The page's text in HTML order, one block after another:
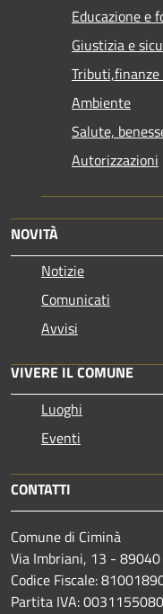
Educazione e
Giustizia e
Ambiente
Salute,
Autorizzazioni
NOVITÀ
Notizie
Comunicati
Avvisi
VIVERE IL COMUNE
Luoghi
Eventi
CONTATTI
Comune di Ciminà
Via Imbriani, 13 - 89040
Codice Fiscale:
Partita IVA: